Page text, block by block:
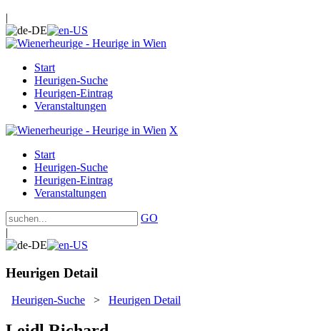
|
Start
Heurigen-Suche
Heurigen-Eintrag
Veranstaltungen
X
Start
Heurigen-Suche
Heurigen-Eintrag
Veranstaltungen
GO
|
Heurigen Detail
Heurigen-Suche > Heurigen Detail